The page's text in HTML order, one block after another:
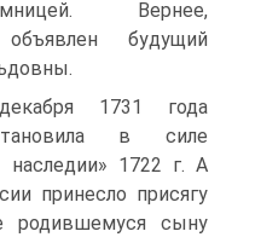
Вернее,
будущий
1731 года
в силе
наследии» 1722 г. А
принесло присягу
родившемуся сыну